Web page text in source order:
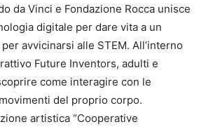
da Vinci e Fondazione Rocca unisce
digitale per dare vita a un
avvicinarsi alle STEM. All’interno
Future Inventors, adulti e
come interagire con le
del proprio corpo.
artistica “Cooperative